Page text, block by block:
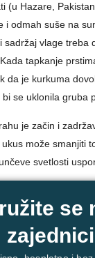
(u Hazare,
i odmah suše na
sadržaj vlage treba
tapkanje
da je kurkuma
se uklonila gruba
je začin i
može smanjiti
svetlosti
se
zajednici